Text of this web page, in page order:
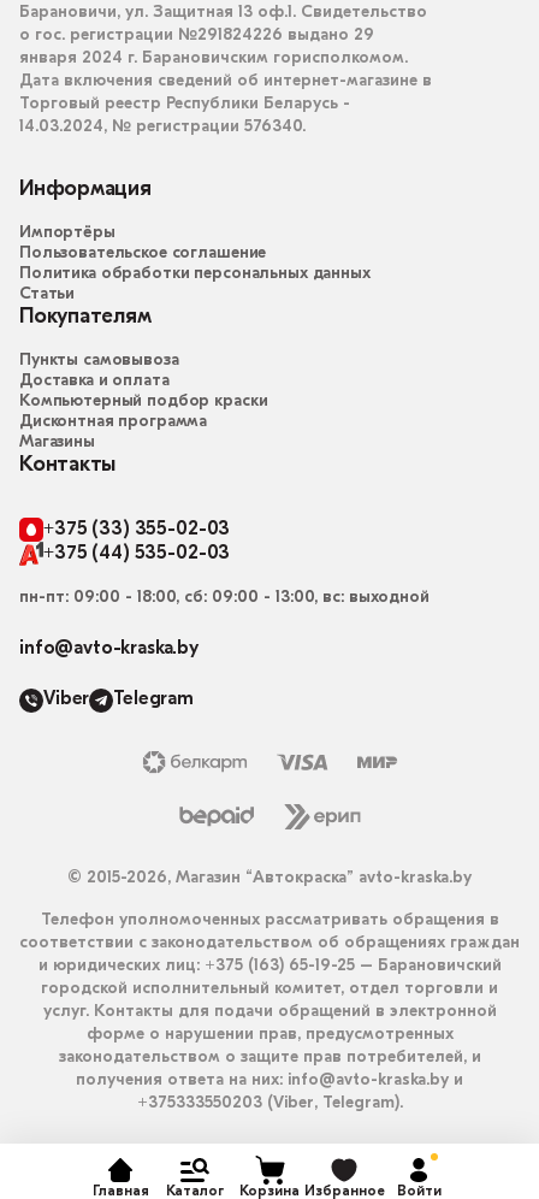
Главная Каталог Избранное Войти
Корзина
Барановичи, ул. Защитная 13 оф.1. Свидетельство
о гос. регистрации №291824226 выдано 29
января 2024 г. Барановичским горисполкомом.
Дата включения сведений об интернет-магазине в
Торговый реестр Республики Беларусь -
14.03.2024, № регистрации 576340.
Информация
Импортёры
Пользовательское соглашение
Политика обработки персональных данных
Статьи
Покупателям
Пункты самовывоза
Доставка и оплата
Компьютерный подбор краски
Дисконтная программа
Магазины
Контакты
+375 (33) 355-02-03
+375 (44) 535-02-03
пн-пт: 09:00 - 18:00, сб: 09:00 - 13:00, вс: выходной
info@avto-kraska.by
Viber Telegram
© 2015-2026, Магазин “Автокраска” avto-kraska.by
Телефон уполномоченных рассматривать обращения в
соответствии с законодательством об обращениях граждан
и юридических лиц: +375 (163) 65-19-25 – Барановичский
городской исполнительный комитет, отдел торговли и
услуг. Контакты для подачи обращений в электронной
форме о нарушении прав, предусмотренных
законодательством о защите прав потребителей, и
получения ответа на них: info@avto-kraska.by и
+375333550203 (Viber, Telegram).